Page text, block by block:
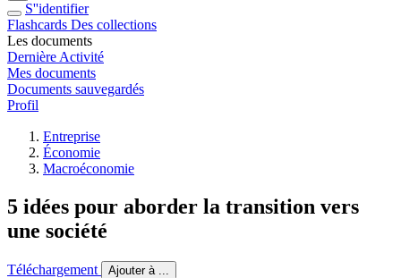
S''identifier
Flashcards Des collections
Les documents
Dernière Activité
Mes documents
Documents sauvegardés
Profil
Entreprise
Économie
Macroéconomie
5 idées pour aborder la transition vers
une société
Téléchargement Ajouter à ...